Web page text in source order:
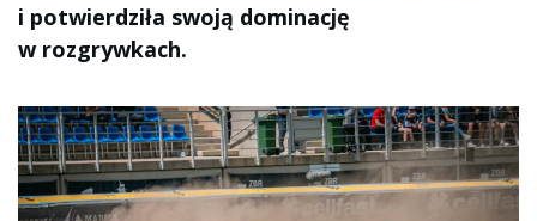
i potwierdziła swoją dominację
w rozgrywkach.